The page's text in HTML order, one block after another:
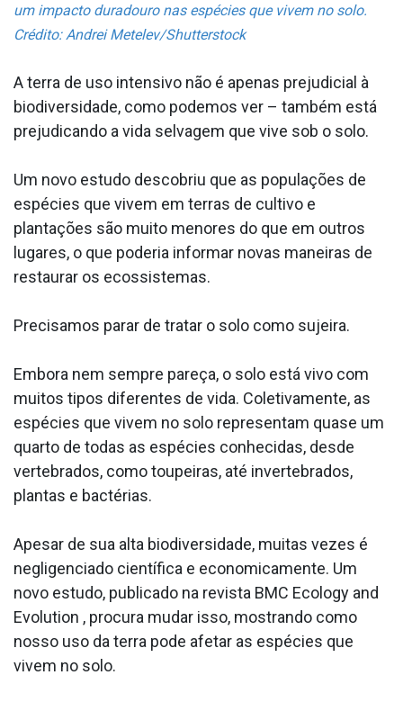
um impacto duradouro nas espécies que vivem no solo.
Crédito: Andrei Metelev/Shutterstock
A terra de uso intensivo não é apenas prejudicial à
biodiversidade, como podemos ver – também está
prejudicando a vida selvagem que vive sob o solo.
Um novo estudo descobriu que as populações de
espécies que vivem em terras de cultivo e
plantações são muito menores do que em outros
lugares, o que poderia informar novas maneiras de
restaurar os ecossistemas.
Precisamos parar de tratar o solo como sujeira.
Embora nem sempre pareça, o solo está vivo com
muitos tipos diferentes de vida. Coletivamente, as
espécies que vivem no solo representam quase um
quarto de todas as espécies conhecidas, desde
vertebrados, como toupeiras, até invertebrados,
plantas e bactérias.
Apesar de sua alta biodiversidade, muitas vezes é
negligenciado científica e economicamente. Um
novo estudo, publicado na revista BMC Ecology and
Evolution , procura mudar isso, mostrando como
nosso uso da terra pode afetar as espécies que
vivem no solo.